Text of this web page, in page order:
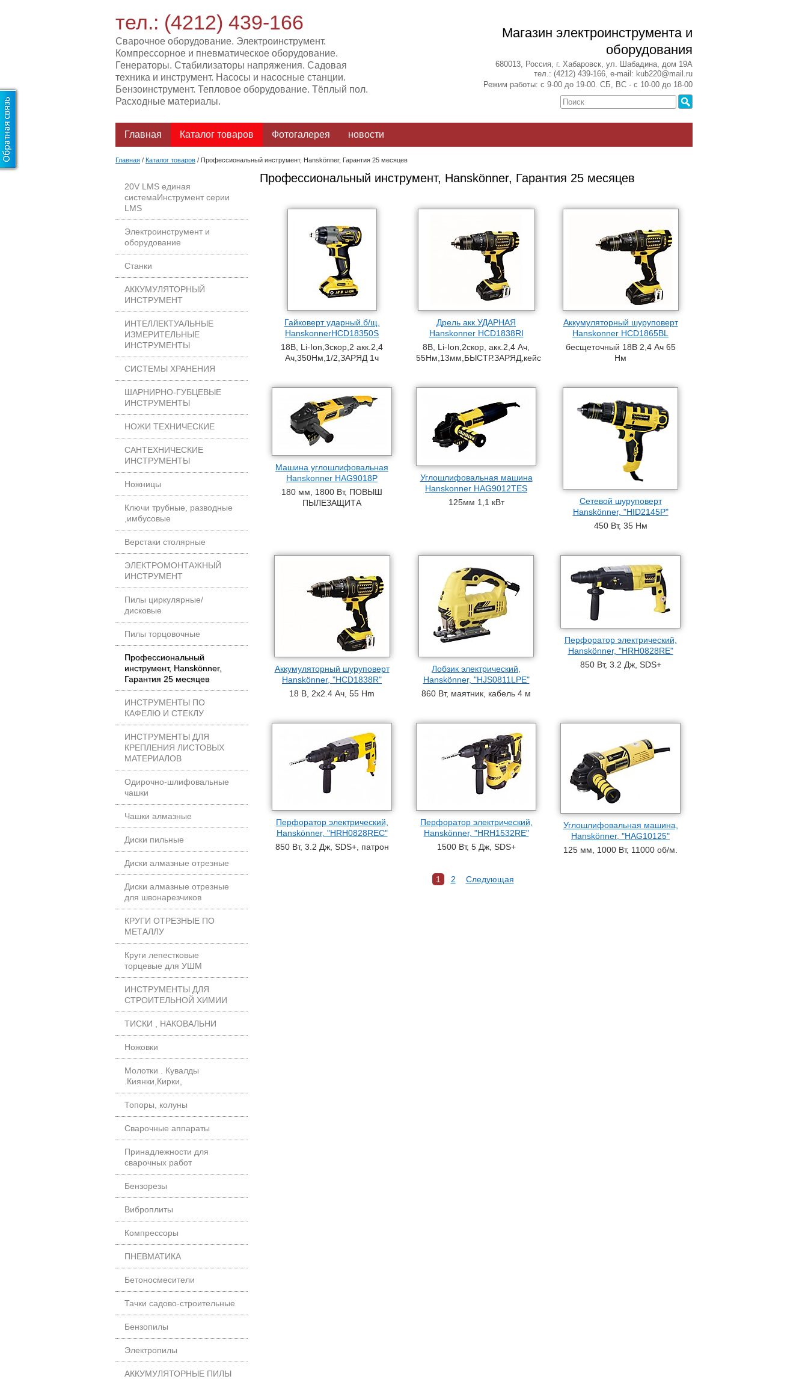
тел.: (4212) 439-166
Сварочное оборудование. Электроинструмент.
Компрессорное и пневматическое оборудование.
Генераторы. Стабилизаторы напряжения. Садовая
техника и инструмент. Насосы и насосные станции.
Бензоинструмент. Тепловое оборудование. Тёплый пол.
Расходные материалы.
Магазин электроинструмента и
оборудования
680013, Россия, г. Хабаровск, ул. Шабадина, дом 19А
тел.: (4212) 439-166, e-mail: kub220@mail.ru
Режим работы: с 9-00 до 19-00. СБ, ВС - с 10-00 до 18-00
Главная Каталог товаров Фотогалерея новости
Главная / Каталог товаров / Профессиональный инструмент, Hanskönner, Гарантия 25 месяцев
20V LMS единая
системаИнструмент серии
LMS
Электроинструмент и
оборудование
Станки
АККУМУЛЯТОРНЫЙ
ИНСТРУМЕНТ
ИНТЕЛЛЕКТУАЛЬНЫЕ
ИЗМЕРИТЕЛЬНЫЕ
ИНСТРУМЕНТЫ
СИСТЕМЫ ХРАНЕНИЯ
ШАРНИРНО-ГУБЦЕВЫЕ
ИНСТРУМЕНТЫ
НОЖИ ТЕХНИЧЕСКИЕ
САНТЕХНИЧЕСКИЕ
ИНСТРУМЕНТЫ
Ножницы
Ключи трубные, разводные
,имбусовые
Верстаки столярные
ЭЛЕКТРОМОНТАЖНЫЙ
ИНСТРУМЕНТ
Пилы циркулярные/
дисковые
Пилы торцовочные
Профессиональный
инструмент, Hanskönner,
Гарантия 25 месяцев
ИНСТРУМЕНТЫ ПО
КАФЕЛЮ И СТЕКЛУ
ИНСТРУМЕНТЫ ДЛЯ
КРЕПЛЕНИЯ ЛИСТОВЫХ
МАТЕРИАЛОВ
Одирочно-шлифовальные
чашки
Чашки алмазные
Диски пильные
Диски алмазные отрезные
Диски алмазные отрезные
для швонарезчиков
КРУГИ ОТРЕЗНЫЕ ПО
МЕТАЛЛУ
Круги лепестковые
торцевые для УШМ
ИНСТРУМЕНТЫ ДЛЯ
СТРОИТЕЛЬНОЙ ХИМИИ
ТИСКИ , НАКОВАЛЬНИ
Ножовки
Молотки . Кувалды
.Киянки,Кирки,
Топоры, колуны
Сварочные аппараты
Принадлежности для
сварочных работ
Бензорезы
Виброплиты
Компрессоры
ПНЕВМАТИКА
Бетоносмесители
Тачки садово-строительные
Бензопилы
Электропилы
АККУМУЛЯТОРНЫЕ ПИЛЫ
Профессиональный инструмент, Hanskönner, Гарантия 25 месяцев
Гайковерт ударный.б/щ,
HanskonnerHCD18350S
18В, Li-Ion,3скор,2 акк.2,4
Ач,350Нм,1/2,ЗАРЯД 1ч
Дрель акк.УДАРНАЯ
Hanskonner HCD1838RI
8В, Li-Ion,2скор, акк.2,4 Ач,
55Нм,13мм,БЫСТР.ЗАРЯД,кейс
Аккумуляторный шуруповерт
Hanskonner HCD1865BL
бесщеточный 18В 2,4 Ач 65
Нм
Машина углошлифовальная
Hanskonner HAG9018P
180 мм, 1800 Вт, ПОВЫШ
ПЫЛЕЗАЩИТА
Углошлифовальная машина
Hanskonner HAG9012TES
125мм 1,1 кВт
Сетевой шуруповерт
Hanskönner, "HID2145P"
450 Вт, 35 Нм
Аккумуляторный шуруповерт
Hanskönner, "HCD1838R"
18 В, 2х2.4 Ач, 55 Hm
Лобзик электрический,
Hanskönner, "HJS0811LPE"
860 Вт, маятник, кабель 4 м
Перфоратор электрический,
Hanskönner, "HRH0828RE"
850 Вт, 3.2 Дж, SDS+
Перфоратор электрический,
Hanskönner, "HRH0828REC"
850 Вт, 3.2 Дж, SDS+, патрон
Перфоратор электрический,
Hanskönner, "HRH1532RE"
1500 Вт, 5 Дж, SDS+
Углошлифовальная машина,
Hanskönner, "HAG10125"
125 мм, 1000 Вт, 11000 об/м.
1 2 Следующая